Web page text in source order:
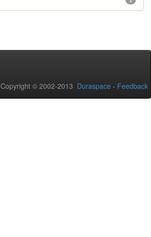
Copyright © 2002-2013 Duraspace - Feedback